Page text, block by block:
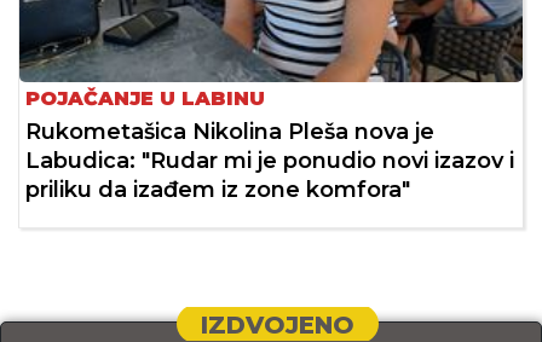
POJAČANJE U LABINU
Rukometašica Nikolina Pleša nova je
Labudica: "Rudar mi je ponudio novi izazov i
priliku da izađem iz zone komfora"
IZDVOJENO